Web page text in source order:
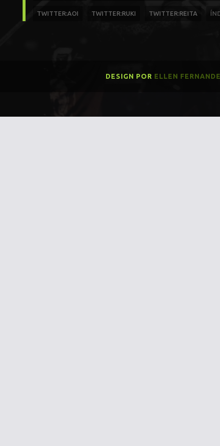
TWITTER:AOI TWITTER:RUKI TWITTER:REITA
DESIGN POR ELLEN